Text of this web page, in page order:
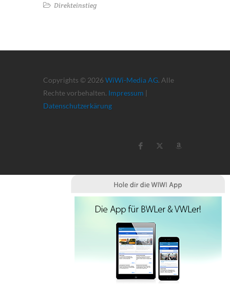
Direkteinstieg
Copyrights © 2026 WiWi-Media AG. Alle
Rechte vorbehalten. Impressum |
Datenschutzerkärung